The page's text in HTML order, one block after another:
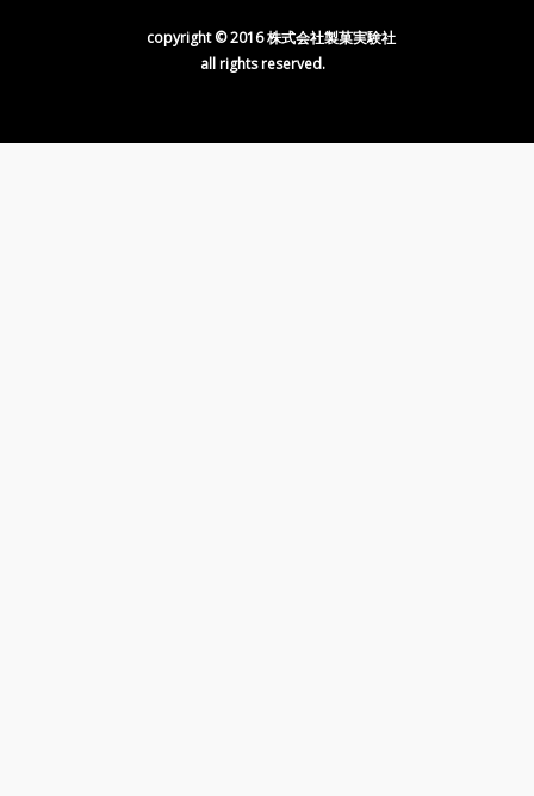
copyright © 2016 株式会社製菓実験社
all rights reserved.